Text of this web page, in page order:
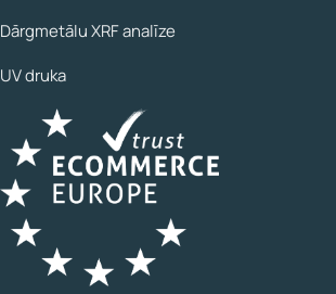
Dārgmetālu XRF analīze
UV druka